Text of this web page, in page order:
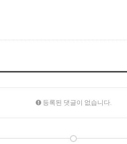
등록된 댓글이 없습니다.